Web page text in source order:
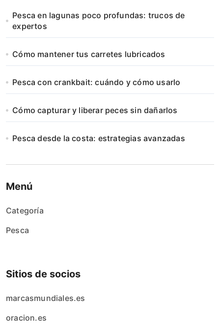
Pesca en lagunas poco profundas: trucos de
expertos
Cómo mantener tus carretes lubricados
Pesca con crankbait: cuándo y cómo usarlo
Cómo capturar y liberar peces sin dañarlos
Pesca desde la costa: estrategias avanzadas
Menú
Categoría
Pesca
Sitios de socios
marcasmundiales.es
oracion.es